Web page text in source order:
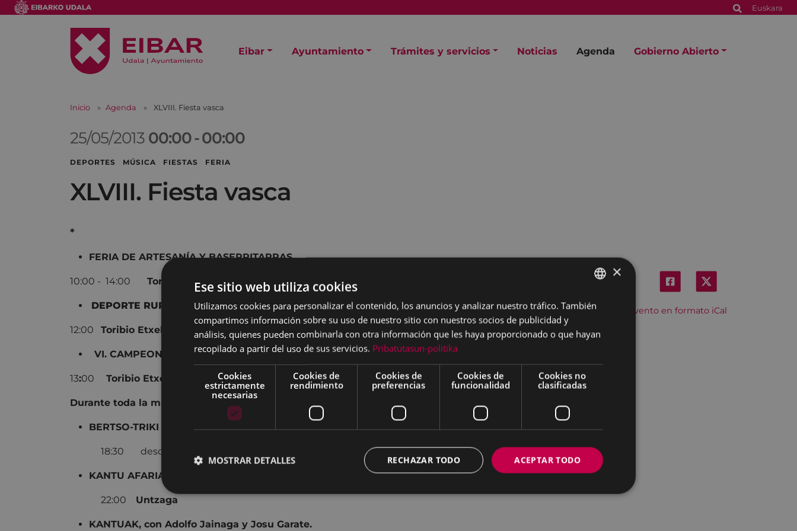
Euskara
Eibar Ayuntamiento Trámites y servicios Noticias Agenda Gobierno Abierto
Inicio Agenda XLVIII. Fiesta vasca
25/05/2013 00:00-00:00
DEPORTES MÚSICA FIESTAS FERIA
XLVIII. Fiesta vasca
*
Descargar el evento en formato iCal
FERIA DE ARTESANÍA Y BASERRITARRAS
10:00 - 14:00 Toribio Etxebarria kalea
DEPORTE RURAL y BERTSOLARIS
12:00 Toribio Etxebarria kalea
VI. CAMPEONATO DE DEPORTE RURAL INTERESCOLAR
13:00 Toribio Etxebarria kalea
Durante toda la mañana PUESTO DE TALOS a cargo de
BERTSO-TRIKI HERRI PARRANDA
18:30 desde Untzaga
KANTU AFARIA
22:00 Untzaga
KANTUAK, con Adolfo Jainaga y Josu Garate.
BASQUE
×
Ese sitio web utiliza cookies
Utilizamos cookies para personalizar el contenido, los anuncios y analizar nuestro tráfico. También
compartimos información sobre su uso de nuestro sitio con nuestros socios de publicidad y
análisis, quienes pueden combinarla con otra información que les haya proporcionado o que hayan
recopilado a partir del uso de sus servicios. Pribatutasun-politika
Cookies
estrictamente
necesarias
Cookies de
rendimiento
Cookies de
preferencias
Cookies de
funcionalidad
Cookies no
clasificadas
ACEPTAR TODO
RECHAZAR TODO
MOSTRAR DETALLES